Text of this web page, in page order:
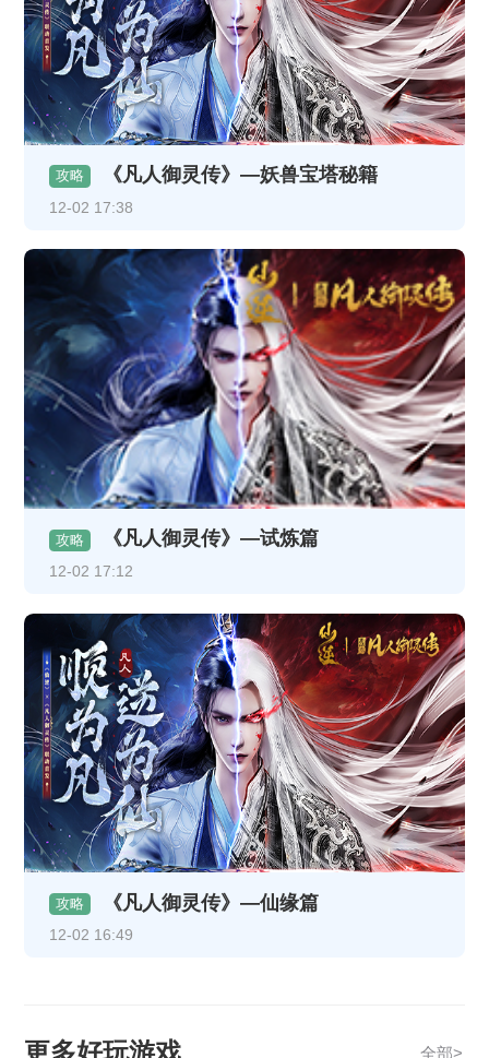
攻略 《凡人御灵传》—妖兽宝塔秘籍
12-02 17:38
攻略 《凡人御灵传》—试炼篇
12-02 17:12
攻略 《凡人御灵传》—仙缘篇
12-02 16:49
全部>